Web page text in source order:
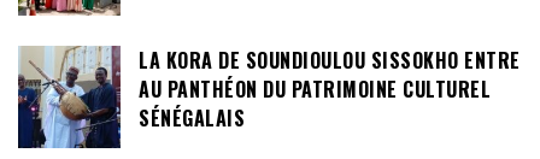
LA KORA DE SOUNDIOULOU SISSOKHO ENTRE
AU PANTHÉON DU PATRIMOINE CULTUREL
SÉNÉGALAIS